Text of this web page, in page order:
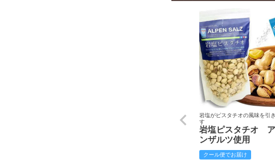
岩塩がピスタチオの風味を引
す
岩塩ピスタチオ
ンザルツ使用
クール便でお届け